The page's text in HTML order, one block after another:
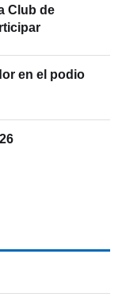
Club de
en el podio